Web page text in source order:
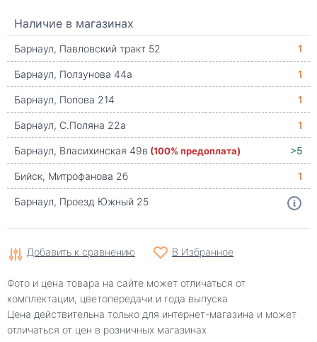
Наличие в магазинах
Барнаул, Павловский тракт 52
1
Барнаул, Ползунова 44а
1
Барнаул, Попова 214
1
Барнаул, С.Поляна 22а
1
Барнаул, Власихинская 49в (100% предоплата)
>5
Бийск, Митрофанова 2б
1
Барнаул, Проезд Южный 25
Добавить к сравнению В Избранное
Фото и цена товара на сайте может отличаться от
комплектации, цветопередачи и года выпуска
Цена действительна только для интернет-магазина и может
отличаться от цен в розничных магазинах